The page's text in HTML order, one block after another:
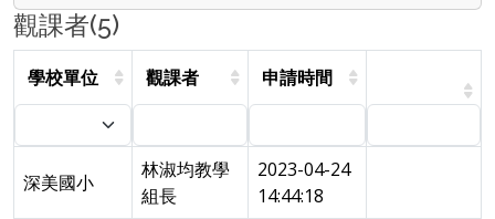
觀課者(5)
學校單位 觀課者 申請時間
深美國小
林淑均教學
組長
2023-04-24
14:44:18